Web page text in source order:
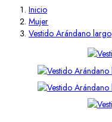
Inicio
Mujer
Vestido Arándano largo